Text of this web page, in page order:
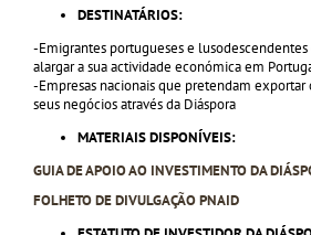
DESTINATÁRIOS:
-Emigrantes portugueses e
alargar a sua actividade económica em
-Empresas nacionais que pretendam
seus negócios através da Diáspora
MATERIAIS DISPONÍVEIS:
GUIA DE APOIO AO INVESTIMENTO DA
FOLHETO DE DIVULGAÇÃO PNAID